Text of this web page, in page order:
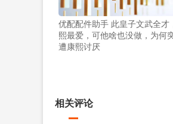
优配配件助手 此皇子文武全才
熙最爱，可他啥也没做，为何
遭康熙讨厌
相关评论